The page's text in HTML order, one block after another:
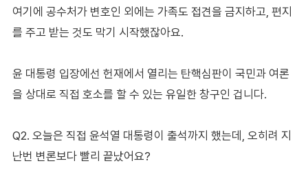
여기에 공수처가 변호인 외에는 가족도 접견을 금지하고, 편지
를 주고 받는 것도 막기 시작했잖아요.
윤 대통령 입장에선 헌재에서 열리는 탄핵심판이 국민과 여론
을 상대로 직접 호소를 할 수 있는 유일한 창구인 겁니다.
Q2. 오늘은 직접 윤석열 대통령이 출석까지 했는데, 오히려 지
난번 변론보다 빨리 끝났어요?